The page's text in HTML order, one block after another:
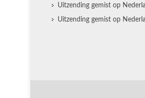
Uitzending gemist op
Uitzending gemist op